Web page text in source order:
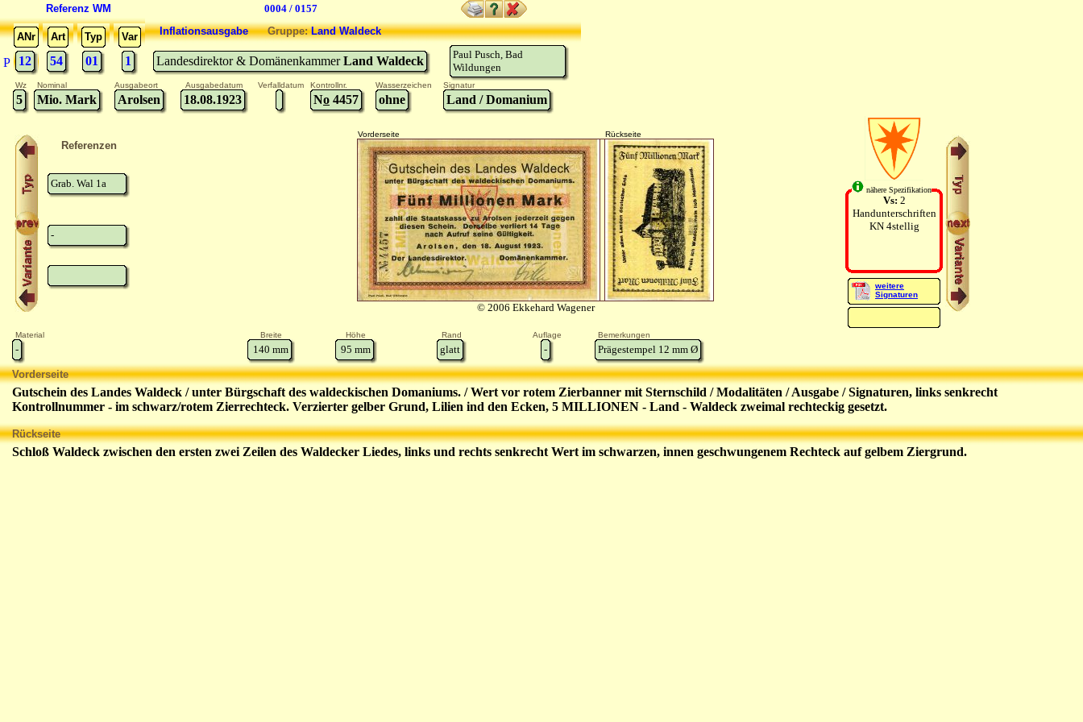
Referenz WM 0004 / 0157
ANr Art Typ Var
P 12 54 01 1
InflationsausgabeGruppe:Land Waldeck
Landesdirektor & DomänenkammerLand Waldeck
Paul Pusch, Bad
Wildungen
Wz Nominal Ausgabeort Ausgabedatum Verfalldatum Kontrollnr. Wasserzeichen Signatur
5 Mio. Mark Arolsen 18.08.1923 No 4457 ohne Land / Domanium
Referenzen
Grab. Wal 1a
-
Vorderseite Rückseite
© 2006 Ekkehard Wagener
nähere Spezifikation
Vs: 2
Handunterschriften
KN 4stellig
weitere
Signaturen
Material Breite Höhe Rand Auflage Bemerkungen
- 140 mm 95 mm glatt - Prägestempel 12 mm Ø
Vorderseite
Gutschein des Landes Waldeck / unter Bürgschaft des waldeckischen Domaniums. / Wert vor rotem Zierbanner mit Sternschild / Modalitäten / Ausgabe / Signaturen, links senkrecht
Kontrollnummer - im schwarz/rotem Zierrechteck. Verzierter gelber Grund, Lilien ind den Ecken, 5 MILLIONEN - Land - Waldeck zweimal rechteckig gesetzt.
Rückseite
Schloß Waldeck zwischen den ersten zwei Zeilen des Waldecker Liedes, links und rechts senkrecht Wert im schwarzen, innen geschwungenem Rechteck auf gelbem Ziergrund.